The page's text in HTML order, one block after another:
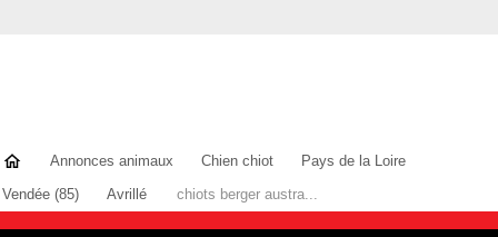
Annonces animaux Chien chiot
Pays de la Loire
Vendée (85)
Avrillé chiots berger austra...